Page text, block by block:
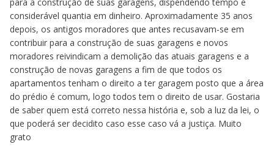
considerável quantia em dinheiro. Aproximadamente 35 anos
depois, os antigos moradores que antes recusavam-se em
contribuir para a construção de suas garagens e novos
moradores reivindicam a demolição das atuais garagens e a
construção de novas garagens a fim de que todos os
apartamentos tenham o direito a ter garagem posto que a área
do prédio é comum, logo todos tem o direito de usar. Gostaria
de saber quem está correto nessa história e, sob a luz da lei, o
que poderá ser decidito caso esse caso vá a justiça. Muito
grato